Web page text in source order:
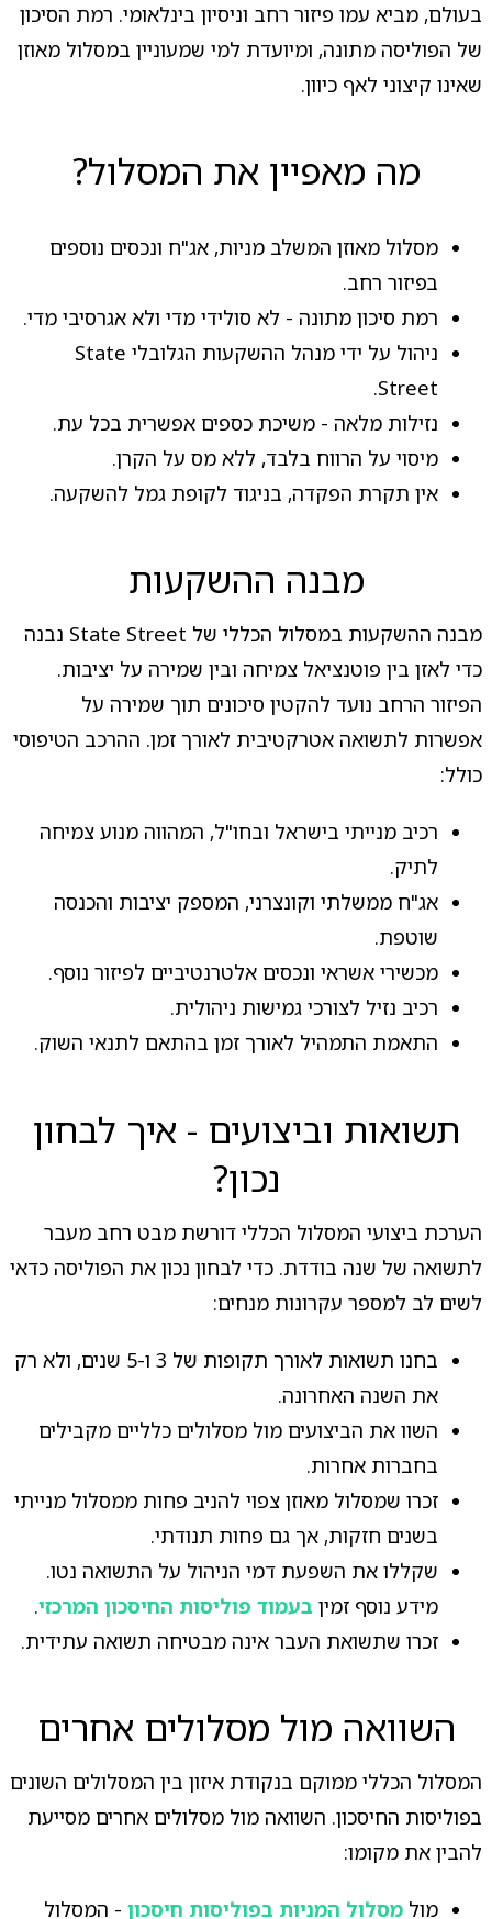
בעולם, מביא עמו פיזור רחב וניסיון בינלאומי. רמת הסיכון
של הפוליסה מתונה, ומיועדת למי שמעוניין במסלול מאוזן
שאינו קיצוני לאף כיוון.
מה מאפיין את המסלול?
מסלול מאוזן המשלב מניות, אג"ח ונכסים נוספים
בפיזור רחב.
רמת סיכון מתונה - לא סולידי מדי ולא אגרסיבי מדי.
ניהול על ידי מנהל ההשקעות הגלובלי State
Street.
נזילות מלאה - משיכת כספים אפשרית בכל עת.
מיסוי על הרווח בלבד, ללא מס על הקרן.
אין תקרת הפקדה, בניגוד לקופת גמל להשקעה.
מבנה ההשקעות
מבנה ההשקעות במסלול הכללי של State Street נבנה
כדי לאזן בין פוטנציאל צמיחה ובין שמירה על יציבות.
הפיזור הרחב נועד להקטין סיכונים תוך שמירה על
אפשרות לתשואה אטרקטיבית לאורך זמן. ההרכב הטיפוסי
כולל:
רכיב מנייתי בישראל ובחו"ל, המהווה מנוע צמיחה
לתיק.
אג"ח ממשלתי וקונצרני, המספק יציבות והכנסה
שוטפת.
מכשירי אשראי ונכסים אלטרנטיביים לפיזור נוסף.
רכיב נזיל לצורכי גמישות ניהולית.
התאמת התמהיל לאורך זמן בהתאם לתנאי השוק.
תשואות וביצועים - איך לבחון
נכון?
הערכת ביצועי המסלול הכללי דורשת מבט רחב מעבר
לתשואה של שנה בודדת. כדי לבחון נכון את הפוליסה כדאי
לשים לב למספר עקרונות מנחים:
בחנו תשואות לאורך תקופות של 3 ו-5 שנים, ולא רק
את השנה האחרונה.
השוו את הביצועים מול מסלולים כלליים מקבילים
בחברות אחרות.
זכרו שמסלול מאוזן צפוי להניב פחות ממסלול מנייתי
בשנים חזקות, אך גם פחות תנודתי.
שקללו את השפעת דמי הניהול על התשואה נטו.
מידע נוסף זמין בעמוד פוליסות החיסכון המרכזי.
זכרו שתשואת העבר אינה מבטיחה תשואה עתידית.
השוואה מול מסלולים אחרים
המסלול הכללי ממוקם בנקודת איזון בין המסלולים השונים
בפוליסות החיסכון. השוואה מול מסלולים אחרים מסייעת
להבין את מקומו:
מול מסלול המניות בפוליסות חיסכון- המסלול